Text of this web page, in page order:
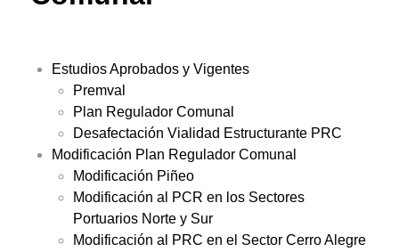
Estudios Aprobados y Vigentes
Premval
Plan Regulador Comunal
Desafectación Vialidad Estructurante PRC
Modificación Plan Regulador Comunal
Modificación Piñeo
Modificación al PCR en los Sectores
Portuarios Norte y Sur
Modificación al PRC en el Sector Cerro Alegre